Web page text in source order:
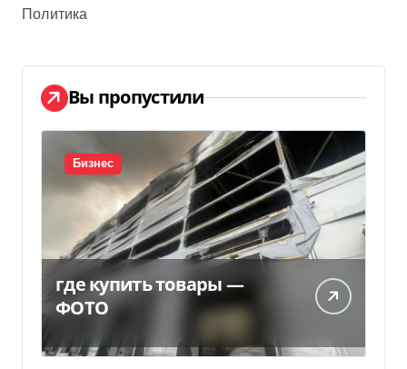
Политика
Вы пропустили
Бизнес
где купить товары —
ФОТО